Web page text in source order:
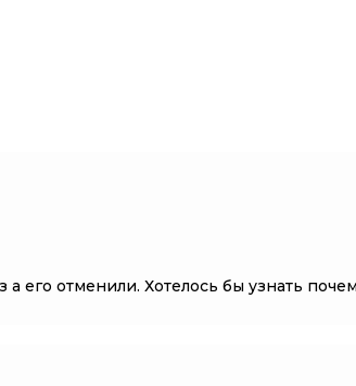
а его отменили. Хотелось бы узнать